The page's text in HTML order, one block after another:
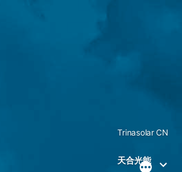
Trinasolar CN
天合光能